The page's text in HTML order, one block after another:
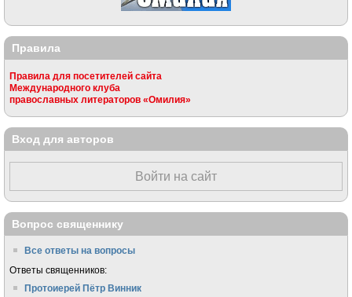
Правила
Правила для посетителей сайта
Международного клуба
православных литераторов «Омилия»
Вход для авторов
Войти на сайт
Вопрос священнику
Все ответы на вопросы
Ответы священников:
Протоиерей Пётр Винник